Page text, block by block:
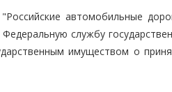
автомобильные
службу
имуществом о